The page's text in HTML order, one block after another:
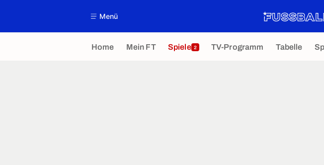
Menü
Home Mein FT Spiele 2 TV-Programm Tabelle